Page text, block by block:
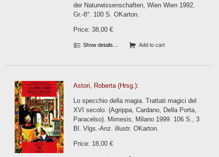
der Naturwissenschaften, Wien Wien 1992.
Gr.-8°. 100 S. OKarton.
Price: 38,00 €
Show details… Add to cart
Astori, Roberta (Hrsg.):
Lo specchio della magia. Trattati magici del
XVI secolo. (Agrippa, Cardano, Della Porta,
Paracelso). Mimesis, Milano 1999. 106 S., 3
Bl. Vlgs.-Anz. illustr. OKarton.
Price: 18,00 €